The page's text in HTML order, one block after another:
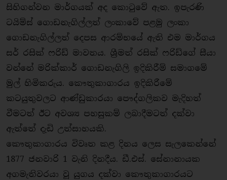
සිහිගන්වන මාර්ගයක් අද කොටුවේ ඇත. ඉපැරණි
ටයිම්ස් ගොඩනැගිල්ලත් ලංකාවේ පළමු ලංකා
ගොඩනැගිල්ලත් දෙපස ආරම්භයේ ඇති එම මාර්ගය
සර් රසික් ෆරිඩ් මාවතය. ශ්‍රීමත් රසික් ෆරිඩ්ගේ සීයා
වන්නේ මරික්කාර් ගොඩනැගිලි ඉදිකිරීම් සමාගමේ
මුල් හිමිකරුය. කෞතුකාගාරය ඉදිකිරීමේ
කටයුතුවලට ආණ්ඩුකාරයා පෞද්ගලිකව මැදිහත්
වීමටත් ඊට අවශ්‍ය පහසුකම් ලබාදීමටත් දක්වා
ඇත්තේ දැඩි උත්සාහයකි.
කෞතුකාගාරය විවෘත කළ දිනය ලෙස සැලකෙන්නේ
1877 ජනවාරි 1 වැනි දිනදීය. ඩී.එස්. සේනානායක
අගමැතිවරයා වූ යුගය දක්වා කෞතුකාගාරයට